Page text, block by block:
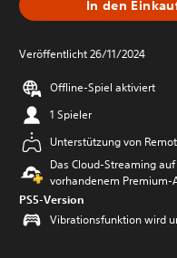
In den
Veröffentlicht 26/11/2024
Offline-Spiel aktiviert
1 Spieler
Unterstützung von
Das Cloud-Streaming
vorhandenem
PS5-Version
Vibrationsfunktion wird